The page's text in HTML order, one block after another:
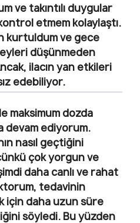
ve takıntılı duygular
etmem kolaylaştı.
kurtuldum ve gece
düşünmeden
ilacın yan etkileri
edebiliyor.
maksimum dozda
devam ediyorum.
nasıl geçtiğini
çok yorgun ve
daha canlı ve rahat
tedavinin
için daha uzun süre
söyledi. Bu yüzden